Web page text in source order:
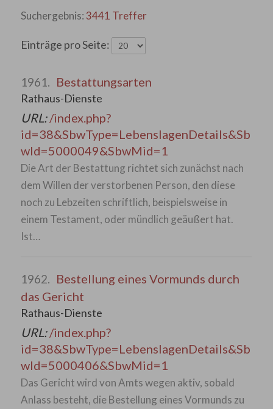
3441 Treffer
Einträge pro Seite:
1961. Bestattungsarten
Rathaus-Dienste
URL:/index.php?
id=38&SbwType=LebenslagenDetails&Sb
wId=5000049&SbwMid=1
Die Art der Bestattung richtet sich zunächst nach
dem Willen der verstorbenen Person, den diese
noch zu Lebzeiten schriftlich, beispielsweise in
einem Testament, oder mündlich geäußert hat.
Ist…
1962. Bestellung eines Vormunds durch
das Gericht
Rathaus-Dienste
URL:/index.php?
id=38&SbwType=LebenslagenDetails&Sb
wId=5000406&SbwMid=1
Das Gericht wird von Amts wegen aktiv, sobald
Anlass besteht, die Bestellung eines Vormunds zu